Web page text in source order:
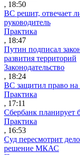
, 18:50
ВС решит, отвечает
руководитель
Практика
, 18:47
Путин подписал
развития территорий
Законодательство
, 18:24
ВС защитил право на
Практика
, 17:11
Сбербанк планирует
Практика
, 16:53
Суд пересмотрит
решение МКАС